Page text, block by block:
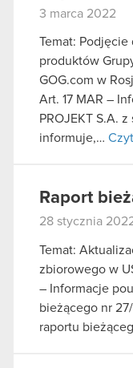
3 marca 2022
Temat:
produktów
GOG.com w
Art. 17 MAR –
PROJEKT S.A.
informuje,…
Raport
28 stycznia
Temat:
zbiorowego w
– Informacje
bieżącego nr
raportu